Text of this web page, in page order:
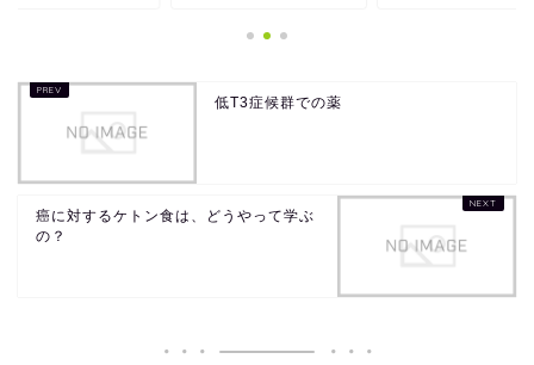
低T3症候群での薬
癌に対するケトン食は、どうやって学ぶ
の？